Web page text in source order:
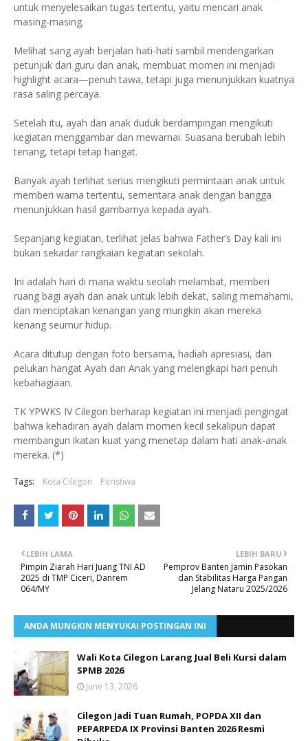
untuk menyelesaikan tugas tertentu, yaitu mencari anak
masing-masing.
Melihat sang ayah berjalan hati-hati sambil mendengarkan
petunjuk dari guru dan anak, membuat momen ini menjadi
highlight acara—penuh tawa, tetapi juga menunjukkan kuatnya
rasa saling percaya.
Setelah itu, ayah dan anak duduk berdampingan mengikuti
kegiatan menggambar dan mewarnai. Suasana berubah lebih
tenang, tetapi tetap hangat.
Banyak ayah terlihat serius mengikuti permintaan anak untuk
memberi warna tertentu, sementara anak dengan bangga
menunjukkan hasil gambarnya kepada ayah.
Sepanjang kegiatan, terlihat jelas bahwa Father’s Day kali ini
bukan sekadar rangkaian kegiatan sekolah.
Ini adalah hari di mana waktu seolah melambat, memberi
ruang bagi ayah dan anak untuk lebih dekat, saling memahami,
dan menciptakan kenangan yang mungkin akan mereka
kenang seumur hidup.
Acara ditutup dengan foto bersama, hadiah apresiasi, dan
pelukan hangat Ayah dan Anak yang melengkapi hari penuh
kebahagiaan.
TK YPWKS IV Cilegon berharap kegiatan ini menjadi pengingat
bahwa kehadiran ayah dalam momen kecil sekalipun dapat
membangun ikatan kuat yang menetap dalam hati anak-anak
mereka. (*)
Tags: Kota Cilegon Peristiwa
LEBIH BARU
Pemprov Banten Jamin Pasokan
dan Stabilitas Harga Pangan
Jelang Nataru 2025/2026
LEBIH LAMA
Pimpin Ziarah Hari Juang TNI AD
2025 di TMP Ciceri, Danrem
064/MY
ANDA MUNGKIN MENYUKAI POSTINGAN INI
Wali Kota Cilegon Larang Jual Beli Kursi dalam
SPMB 2026
June 13, 2026
Cilegon Jadi Tuan Rumah, POPDA XII dan
PEPARPEDA IX Provinsi Banten 2026 Resmi